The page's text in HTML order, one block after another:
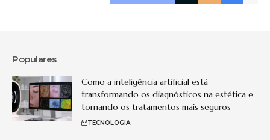
Populares
Como a inteligência artificial está
transformando os diagnósticos na estética e
tornando os tratamentos mais seguros
TECNOLOGIA